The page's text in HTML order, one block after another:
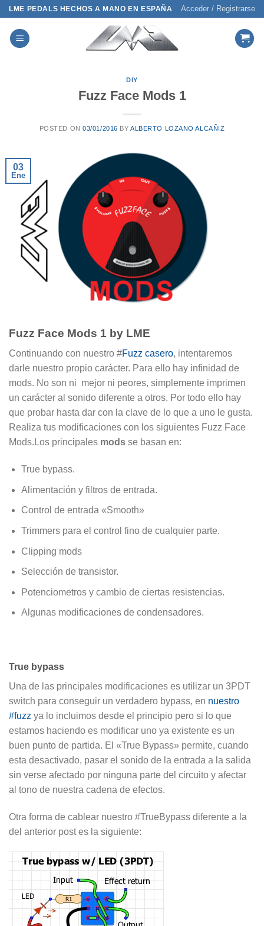
Saltar
contenido
LME PEDALS HECHOS A MANO EN ESPAÑA Acceder / Registrarse
DIY
Fuzz Face Mods 1
POSTED ON03/01/2016 BYALBERTO LOZANO ALCAÑIZ
03
Ene
Fuzz Face Mods 1 by LME
Continuando con nuestro #Fuzz casero, intentaremos
darle nuestro propio carácter. Para ello hay infinidad de
mods. No son ni mejor ni peores, simplemente imprimen
un carácter al sonido diferente a otros. Por todo ello hay
que probar hasta dar con la clave de lo que a uno le gusta.
Realiza tus modificaciones con los siguientes Fuzz Face
Mods.Los principales mods se basan en:
True bypass.
Alimentación y filtros de entrada.
Control de entrada «Smooth»
Trimmers para el control fino de cualquier parte.
Clipping mods
Selección de transistor.
Potenciometros y cambio de ciertas resistencias.
Algunas modificaciones de condensadores.
True bypass
Una de las principales modificaciones es utilizar un 3PDT
switch para conseguir un verdadero bypass, en nuestro
#fuzz ya lo incluimos desde el principio pero si lo que
estamos haciendo es modificar uno ya existente es un
buen punto de partida. El «True Bypass» permite, cuando
esta desactivado, pasar el sonido de la entrada a la salida
sin verse afectado por ninguna parte del circuito y afectar
al tono de nuestra cadena de efectos.
Otra forma de cablear nuestro #TrueBypass diferente a la
del anterior post es la siguiente: